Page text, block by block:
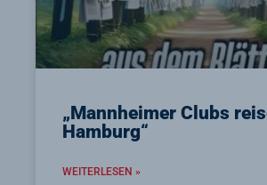
„Mannheimer Clubs
Hamburg“
WEITERLESEN »